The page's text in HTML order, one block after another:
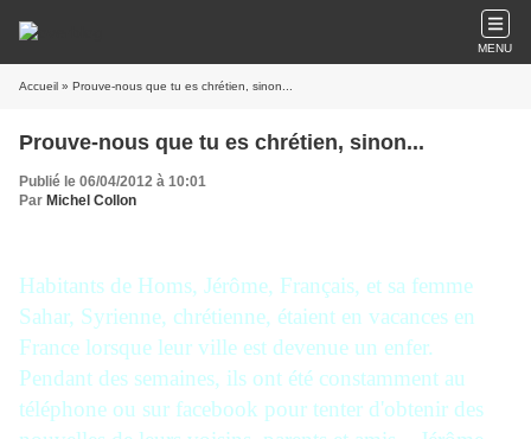
MENU
Accueil » Prouve-nous que tu es chrétien, sinon...
Prouve-nous que tu es chrétien, sinon...
Publié le 06/04/2012 à 10:01
Par Michel Collon
Habitants de Homs, Jérôme, Français, et sa femme
Sahar, Syrienne, chrétienne, étaient en vacances en
France lorsque leur ville est devenue un enfer.
Pendant des semaines, ils ont été constamment au
téléphone ou sur facebook pour tenter d'obtenir des